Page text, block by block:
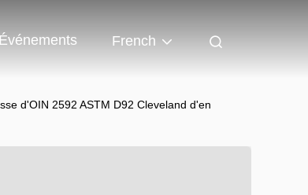
Événements French
d'OIN 2592 ASTM D92 Cleveland d'en